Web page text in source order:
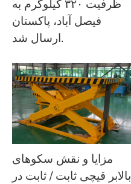
ظرفیت ۳۲۰ کیلوگرم به
فیصل آباد، پاکستان
ارسال شد.
مزایا و نقش سکوهای
بالابر قیچی ثابت / ثابت در